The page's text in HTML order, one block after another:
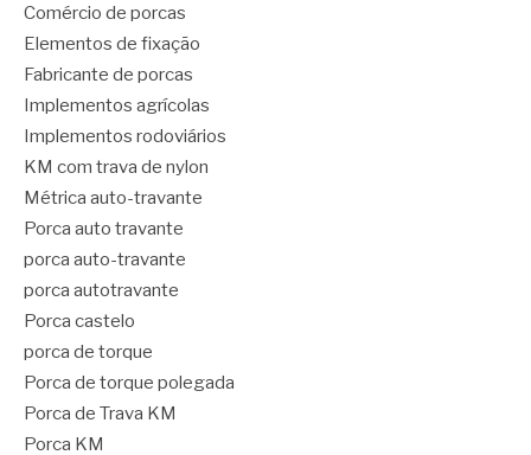
Comércio de porcas
Elementos de fixação
Fabricante de porcas
Implementos agrícolas
Implementos rodoviários
KM com trava de nylon
Métrica auto-travante
Porca auto travante
porca auto-travante
porca autotravante
Porca castelo
porca de torque
Porca de torque polegada
Porca de Trava KM
Porca KM